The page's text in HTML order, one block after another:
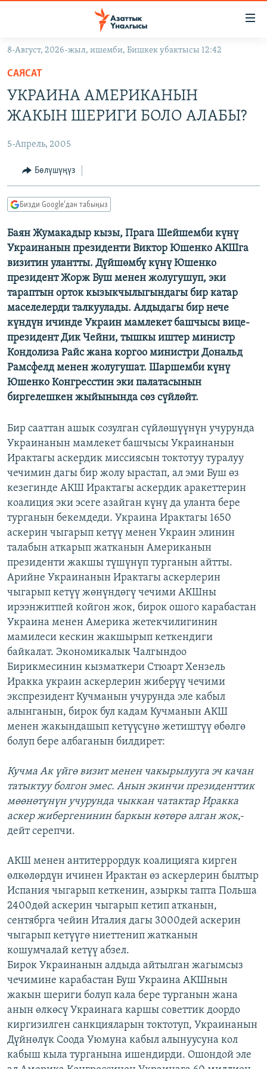
Навигацияга
өтүңүз
Издөөгө
салыңыз
ЭКОНОМИКА
МАДАНИЯТ
БОРБОР АЗИЯ
АТАЙЫН ИЛИКТӨӨ
ТВ ПРОГРАММАЛАР
ЭКСПЕРТТЕР ТАЛДАЙТ
БИЗ ЖАНА ДҮЙНӨ
ДАНИСТЕ
ЭЖЕ-СИҢДИЛЕР
ЫҢГАЙСЫЗ СУРООЛОР
ӨЗГӨЧӨ ПИКИР
Русский
ОНЛАЙН ШЕРИНЕ
ЭЕ/АРнун бардык сайттары
8-Август, 2026-жыл, ишемби, Бишкек убактысы 12:42
САЯСАТ
УКРАИНА АМЕРИКАНЫН
ЖАКЫН ШЕРИГИ БОЛО АЛАБЫ?
5-Апрель, 2005
Бөлүшүңүз
Бизди Google'дан табыңыз
Баян Жумакадыр кызы, Прага Шейшемби күнү
Украинанын президенти Виктор Юшенко АКШга
визитин улантты. Дүйшөмбү күнү Юшенко
президент Жорж Буш менен жолугушуп, эки
тараптын орток кызыкчылыгындагы бир катар
маселелерди талкуулады. Алдыдагы бир нече
күндүн ичинде Украин мамлекет башчысы вице-
президент Дик Чейни, тышкы иштер министр
Кондолиза Райс жана коргоо министри Дональд
Рамсфелд менен жолугушат. Шаршемби күнү
Юшенко Конгресстин эки палатасынын
биргелешкен жыйынында сөз сүйлөйт.
Бир сааттан ашык созулган сүйлөшүүнүн учурунда
Украинанын мамлекет башчысы Украинанын
Ирактагы аскердик миссиясын токтотуу туралуу
чечимин дагы бир жолу ырастап, ал эми Буш өз
кезегинде АКШ Ирактагы аскердик аракеттерин
коалиция эки эсеге азайган күнү да уланта бере
турганын бекемдеди. Украина Ирактагы 1650
аскерин чыгарып кетүү менен Украин элинин
талабын аткарып жатканын Американын
президенти жакшы түшүнүп турганын айтты.
Арийне Украинанын Ирактагы аскерлерин
чыгарып кетүү жөнүндөгү чечими АКШны
ирээнжитпей койгон жок, бирок ошого карабастан
Украина менен Америка жетекчилигинин
мамилеси кескин жакшырып кеткендиги
байкалат. Экономикалык Чалгындоо
Бирикмесинин кызматкери Стюарт Хензель
Иракка украин аскерлерин жиберүү чечими
экспрезидент Кучманын учурунда эле кабыл
алынганын, бирок бул кадам Кучманын АКШ
менен жакындашып кетүүсүнө жетиштүү өбөлгө
болуп бере албаганын билдирет:
Кучма Ак үйгө визит менен чакырылууга эч качан
татыктуу болгон эмес. Анын экинчи президенттик
мөөнөтүнүн учурунда чыккан чатактар Иракка
аскер жибергенинин баркын көтөрө алган жок,-
дейт серепчи.
АКШ менен антитеррордук коалицияга кирген
өлкөлөрдүн ичинен Ирактан өз аскерлерин былтыр
Испания чыгарып кеткенин, азыркы тапта Польша
2400дөй аскерин чыгарып кетип атканын,
сентябрга чейин Италия дагы 3000дей аскерин
чыгарып кетүүгө ниеттенип жатканын
кошумчалай кетүү абзел.
Бирок Украинанын алдыда айтылган жагымсыз
чечимине карабастан Буш Украина АКШнын
жакын шериги болуп кала бере турганын жана
анын өлкөсү Украинага каршы советтик доордо
киргизилген санкцияларын токтотуп, Украинанын
Дүйнөлүк Соода Уюмуна кабыл алынуусуна кол
кабыш кыла турганына ишендирди. Ошондой эле